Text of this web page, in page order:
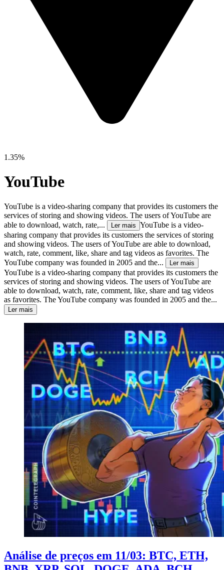
1.35%
YouTube
YouTube is a video-sharing company that provides its customers the
services of storing and showing videos. The users of YouTube are
able to download, watch, rate,...
Ler mais YouTube is a video-
sharing company that provides its customers the services of storing
and showing videos. The users of YouTube are able to download,
watch, rate, comment, like, share and tag videos as favorites. The
YouTube company was founded in 2005 and the...
Ler mais
YouTube is a video-sharing company that provides its customers the
services of storing and showing videos. The users of YouTube are
able to download, watch, rate, comment, like, share and tag videos
as favorites. The YouTube company was founded in 2005 and the...
Ler mais
Análise de preços em 11/03: BTC, ETH,